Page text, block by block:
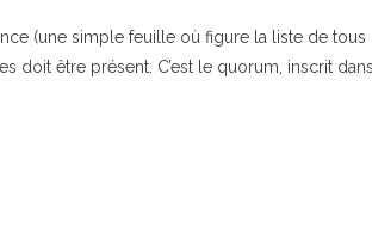
(une simple feuille où figure la liste de tous
doit être présent. C’est le quorum, inscrit